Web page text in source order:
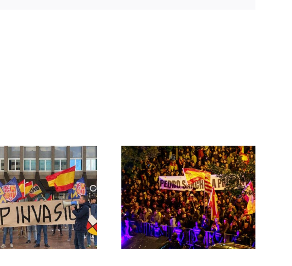
DN ante las
protestas contra el
Gobierno
CONTRA LA AMNISTÍA